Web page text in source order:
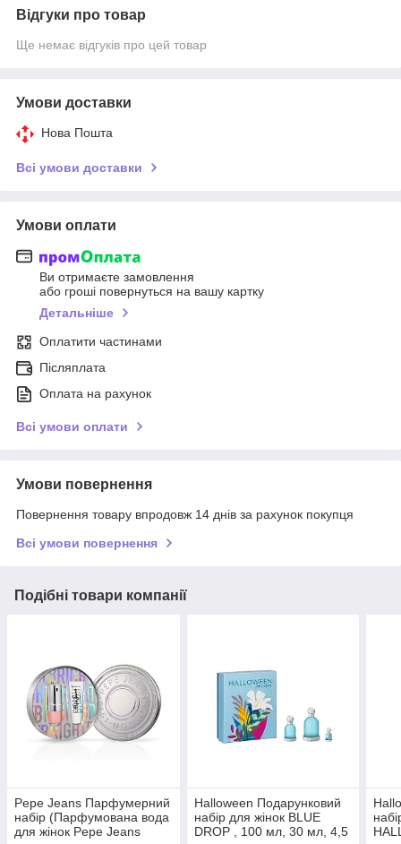
Відгуки про товар
Ще немає відгуків про цей товар
Умови доставки
Нова Пошта
Всі умови доставки
Умови оплати
Ви отримаєте замовлення
або гроші повернуться на вашу картку
Детальніше
Оплатити частинами
Післяплата
Оплата на рахунок
Всі умови оплати
Умови повернення
Повернення товару впродовж 14 днів за рахунок покупця
Всі умови повернення
Подібні товари компанії
Pepe Jeans Парфумерний
набір (Парфумована вода
для жінок Pepe Jeans
Halloween Подарунковий
набір для жінок BLUE
DROP , 100 мл, 30 мл, 4,5